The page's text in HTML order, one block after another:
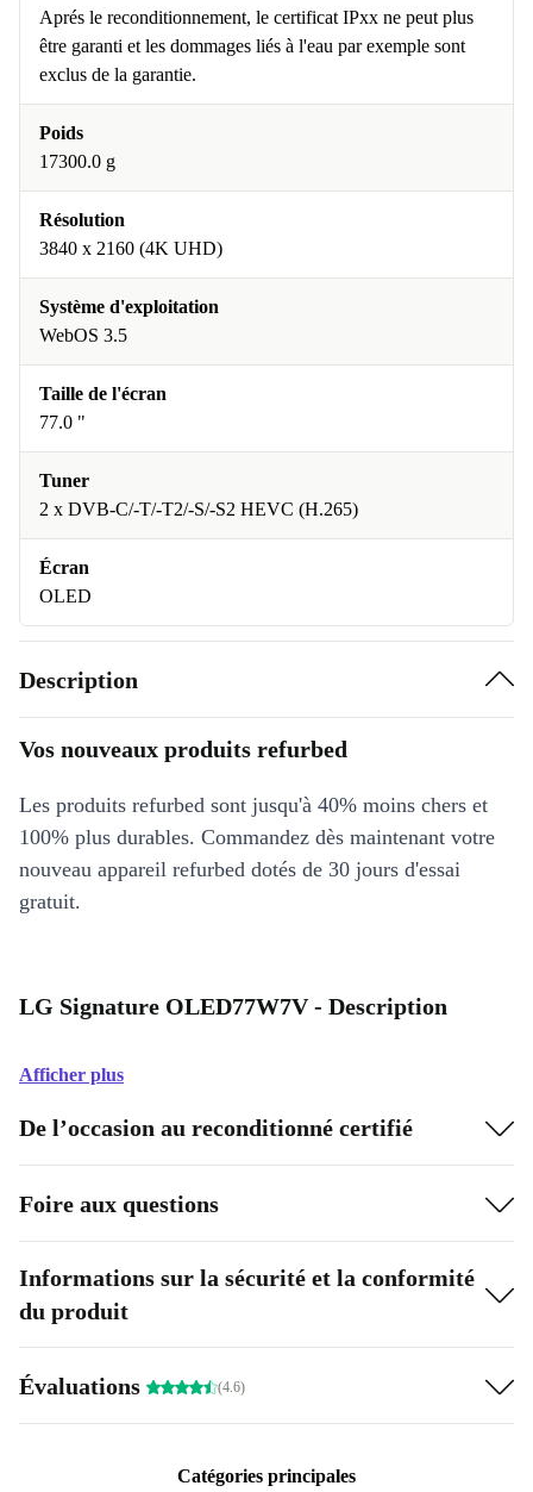
Aprés le reconditionnement, le certificat IPxx ne peut plus
être garanti et les dommages liés à l'eau par exemple sont
exclus de la garantie.
Poids
17300.0 g
Résolution
3840 x 2160 (4K UHD)
Système d'exploitation
WebOS 3.5
Taille de l'écran
77.0 "
Tuner
2 x DVB-C/-T/-T2/-S/-S2 HEVC (H.265)
Écran
OLED
Description
Vos nouveaux produits refurbed
Les produits refurbed sont jusqu'à 40% moins chers et
100% plus durables. Commandez dès maintenant votre
nouveau appareil refurbed dotés de 30 jours d'essai
gratuit.
LG Signature OLED77W7V - Description
Afficher plus
De l’occasion au reconditionné certifié
Foire aux questions
Informations sur la sécurité et la conformité
du produit
Évaluations (4.6)
Catégories principales